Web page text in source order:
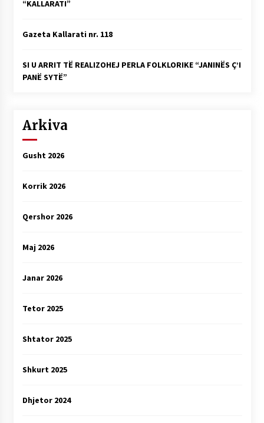
“KALLARATI”
Gazeta Kallarati nr. 118
SI U ARRIT TË REALIZOHEJ PERLA FOLKLORIKE “JANINËS Ç’I
PANË SYTË”
Arkiva
Gusht 2026
Korrik 2026
Qershor 2026
Maj 2026
Janar 2026
Tetor 2025
Shtator 2025
Shkurt 2025
Dhjetor 2024